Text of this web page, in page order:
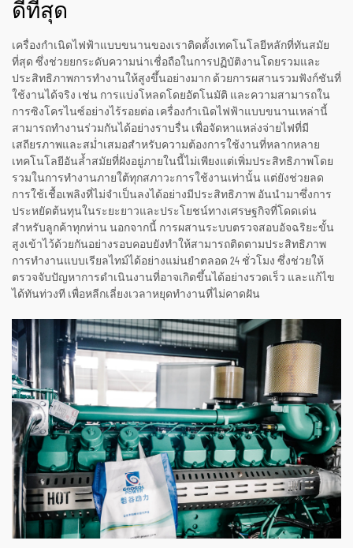
ดีที่สุด
เครื่องกำเนิดไฟฟ้าแบบขนานของเราติดตั้งเทคโนโลยีหลักที่ทันสมัย
ที่สุด ซึ่งช่วยยกระดับความน่าเชื่อถือในการปฏิบัติงานโดยรวมและ
ประสิทธิภาพการทำงานให้สูงขึ้นอย่างมาก ด้วยการผสานรวมฟังก์ชันที่
ใช้งานได้จริง เช่น การแบ่งโหลดโดยอัตโนมัติ และความสามารถใน
การซิงโครไนซ์อย่างไร้รอยต่อ เครื่องกำเนิดไฟฟ้าแบบขนานเหล่านี้
สามารถทำงานร่วมกันได้อย่างราบรื่น เพื่อจัดหาแหล่งจ่ายไฟที่มี
เสถียรภาพและสม่ำเสมอสำหรับความต้องการใช้งานที่หลากหลาย
เทคโนโลยีอันล้ำสมัยที่ฝังอยู่ภายในนี้ไม่เพียงแต่เพิ่มประสิทธิภาพโดย
รวมในการทำงานภายใต้ทุกสภาวะการใช้งานเท่านั้น แต่ยังช่วยลด
การใช้เชื้อเพลิงที่ไม่จำเป็นลงได้อย่างมีประสิทธิภาพ อันนำมาซึ่งการ
ประหยัดต้นทุนในระยะยาวและประโยชน์ทางเศรษฐกิจที่โดดเด่น
สำหรับลูกค้าทุกท่าน นอกจากนี้ การผสานระบบตรวจสอบอัจฉริยะขั้น
สูงเข้าไว้ด้วยกันอย่างรอบคอบยังทำให้สามารถติดตามประสิทธิภาพ
การทำงานแบบเรียลไทม์ได้อย่างแม่นยำตลอด 24 ชั่วโมง ซึ่งช่วยให้
ตรวจจับปัญหาการดำเนินงานที่อาจเกิดขึ้นได้อย่างรวดเร็ว และแก้ไข
ได้ทันท่วงที เพื่อหลีกเลี่ยงเวลาหยุดทำงานที่ไม่คาดฝัน